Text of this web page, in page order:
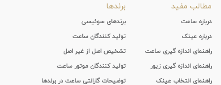
مطالب مفید
درباره ساعت
درباره عینک
راهنمای اندازه گیری ساعت
راهنمای اندازه گیری زیور
راهنمای انتخاب عینک
برندها
برندهای سوئیسی
تولید کنندگان ساعت
تشخیص اصل از غیر اصل
تولید کنندگان موتور ساعت
توضیحات گارانتی ساعت در برندها